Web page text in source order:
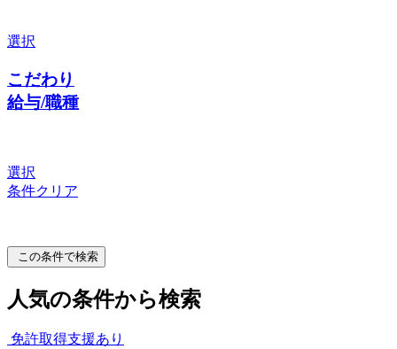
選択
こだわり
給与/職種
選択
条件クリア
この条件で検索
人気の条件から検索
免許取得支援あり